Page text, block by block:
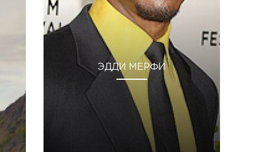
ЭДДИ МЕРФИ